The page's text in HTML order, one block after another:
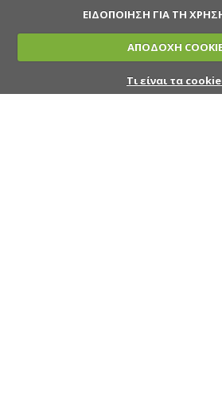
ΕΙΔΟΠΟΙΗΣΗ ΓΙΑ ΤΗ ΧΡΗΣΗ
ΑΠΟΔΟΧΗ
Τι είναι τα